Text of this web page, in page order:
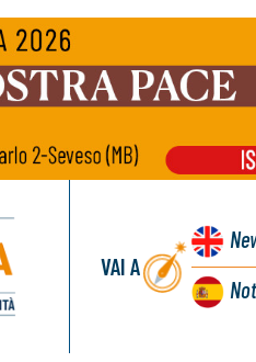
VAI A